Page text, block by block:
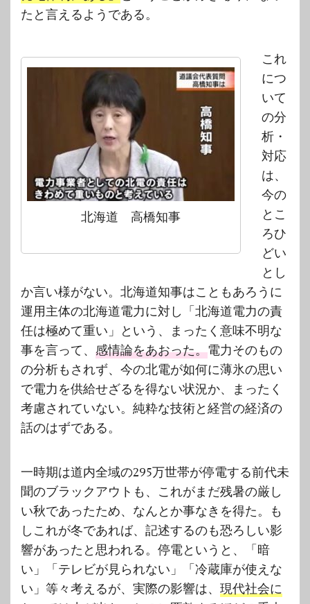
たと言えるようである。
北海道 高橋知事
これ
につ
いて
の分
析・
対応
は、
今の
とこ
ろひ
どい
とし
か言い様がない。北海道知事はこともあろうに
運用主体の北海道電力に対し「北海道電力の責
任は極めて重い」という、まったく意味不明な
事を言って、 感情論をあおった。電力そのもの
の分析もされず、今の北電が如何に薄氷の思い
で電力を供給せざるを得ない状況か、まったく
考慮されていない。純粋な技術と経営の経済の
話のはずである。
一時期は道内全域の295万世帯が停電する前代未
聞のブラックアウトも、これがまだ残暑の厳し
い秋であったため、なんとか事なきを得た。も
しこれが冬であれば、記述するのも恐ろしい影
響があったと思われる。停電というと、「暗
い」「テレビが見られない」「冷蔵庫が使えな
い」等々考えるが、実際の影響は、 現代社会に